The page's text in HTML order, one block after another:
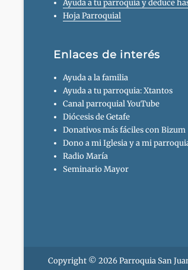
Ayuda a tu parroquia y deduce
Hoja Parroquial
Enlaces de interés
Ayuda a la familia
Ayuda a tu parroquia: Xtantos
Canal parroquial YouTube
Diócesis de Getafe
Donativos más fáciles con Bizum
Dono a mi Iglesia y a mi
Radio María
Seminario Mayor
Copyright © 2026Parroquia San